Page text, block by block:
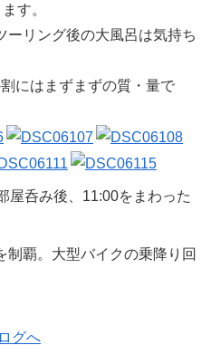
す。
ーリング後の大風呂は気持ち
にはまずまずの質・量で
屋呑み後、11:00をまわった
覇。大型バイクの乗降り回